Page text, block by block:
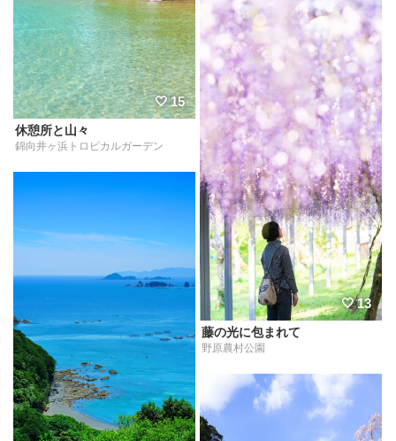
15
休憩所と山々
錦向井ヶ浜トロピカルガーデン
13
藤の光に包まれて
野原農村公園